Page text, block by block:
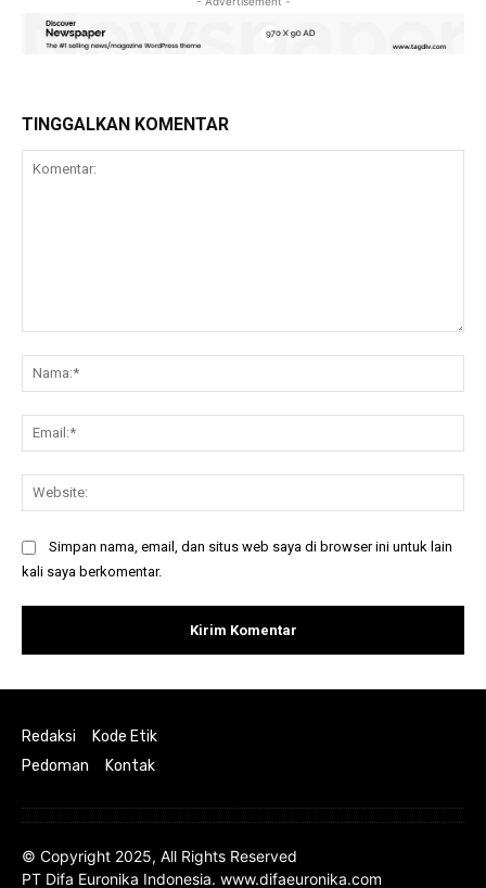
TINGGALKAN KOMENTAR
Simpan nama, email, dan situs web saya di browser ini untuk lain
kali saya berkomentar.
Redaksi
Kode Etik
Pedoman
Kontak
© Copyright 2025, All Rights Reserved
PT Difa Euronika Indonesia. www.difaeuronika.com